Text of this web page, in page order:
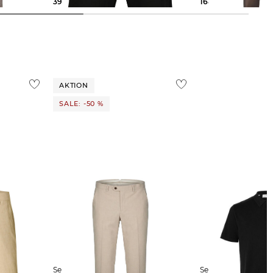
AKTION
SALE: -50 %
Selected Homme | Herren
Selected Homme | Herren